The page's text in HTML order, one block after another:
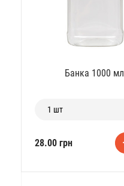
Банка 1000 мл
1 шт
28.00 грн